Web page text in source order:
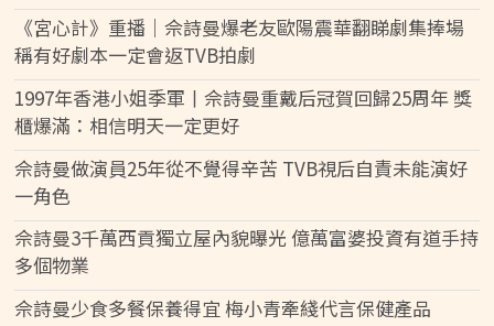
《宮心計》重播｜佘詩曼爆老友歐陽震華翻睇劇集捧場
稱有好劇本一定會返TVB拍劇
1997年香港小姐季軍丨佘詩曼重戴后冠賀回歸25周年 獎
櫃爆滿：相信明天一定更好
佘詩曼做演員25年從不覺得辛苦 TVB視后自責未能演好
一角色
佘詩曼3千萬西貢獨立屋內貌曝光 億萬富婆投資有道手持
多個物業
佘詩曼少食多餐保養得宜 梅小青牽綫代言保健產品